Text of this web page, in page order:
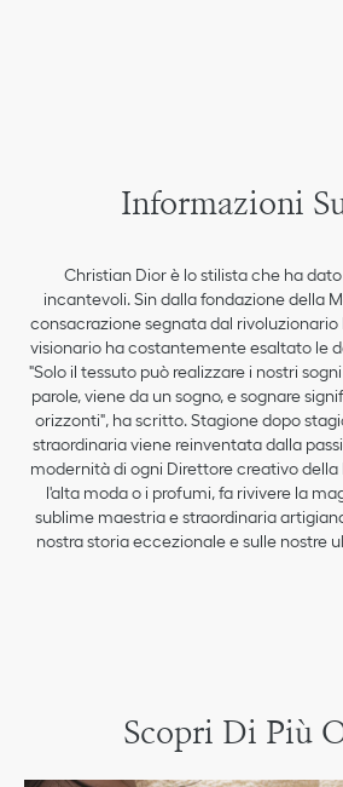
Informazioni
Christian Dior è lo stilista che ha
incantevoli. Sin dalla fondazione della
consacrazione segnata dal rivoluzionario
visionario ha costantemente esaltato le
"Solo il tessuto può realizzare i nostri
parole, viene da un sogno, e sognare
orizzonti", ha scritto. Stagione dopo
straordinaria viene reinventata dalla
modernità di ogni Direttore creativo della
l'alta moda o i profumi, fa rivivere la
sublime maestria e straordinaria
nostra storia eccezionale e sulle nostre
Scopri Di Più